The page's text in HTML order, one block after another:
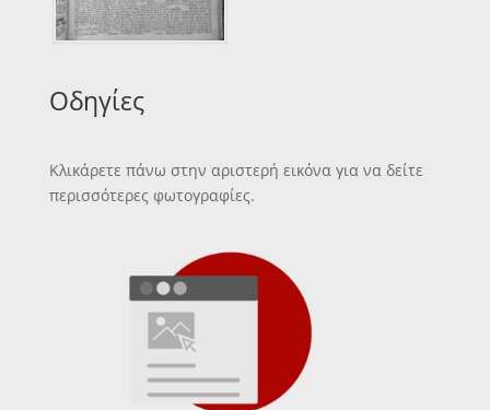
Οδηγίες
Κλικάρετε πάνω στην αριστερή εικόνα για να δείτε
περισσότερες φωτογραφίες.